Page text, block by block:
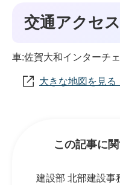
交通アクセス
車:佐賀大和インターチ
大きな地図を見る
この記事に
建設部 北部建設事